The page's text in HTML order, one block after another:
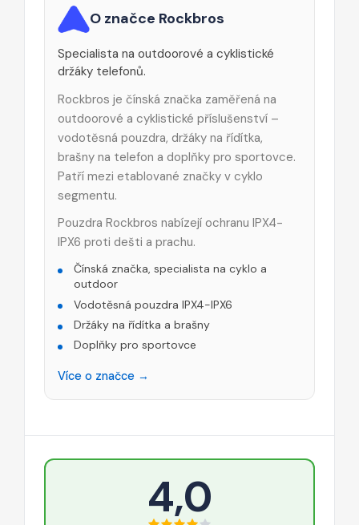
O značce Rockbros
Specialista na outdoorové a cyklistické
držáky telefonů.
Rockbros je čínská značka zaměřená na
outdoorové a cyklistické příslušenství –
vodotěsná pouzdra, držáky na řídítka,
brašny na telefon a doplňky pro sportovce.
Patří mezi etablované značky v cyklo
segmentu.
Pouzdra Rockbros nabízejí ochranu IPX4-
IPX6 proti dešti a prachu.
Čínská značka, specialista na cyklo a
outdoor
Vodotěsná pouzdra IPX4-IPX6
Držáky na řídítka a brašny
Doplňky pro sportovce
Více o značce →
4,0